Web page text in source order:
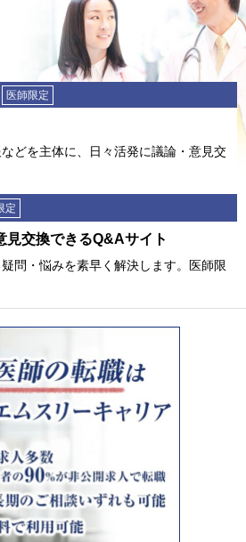
医師限定
どを主体に、⽇々活発に議論・意⾒交
定
⾒交換できるQ&Aサイト
問・悩みを素早く解決します。医師限